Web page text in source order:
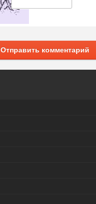
Отправить комментарий